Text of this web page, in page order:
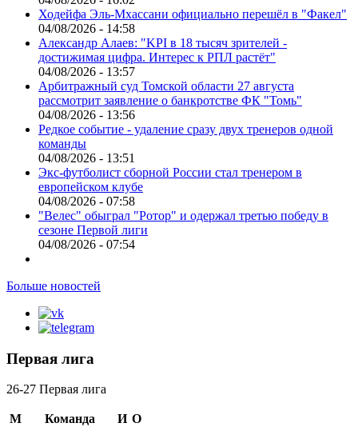
Ходейфа Эль-Мхассани официально перешёл в "Факел"
04/08/2026 - 14:58
Александр Алаев: "KPI в 18 тысяч зрителей -
достижимая цифра. Интерес к РПЛ растёт"
04/08/2026 - 13:57
Арбитражный суд Томской области 27 августа
рассмотрит заявление о банкротстве ФК "Томь"
04/08/2026 - 13:56
Редкое событие - удаление сразу двух тренеров одной
команды
04/08/2026 - 13:51
Экс-футболист сборной России стал тренером в
европейском клубе
04/08/2026 - 07:58
"Велес" обыграл "Ротор" и одержал третью победу в
сезоне Первой лиги
04/08/2026 - 07:54
Больше новостей
Первая лига
26-27 Первая лига
М Команда И О